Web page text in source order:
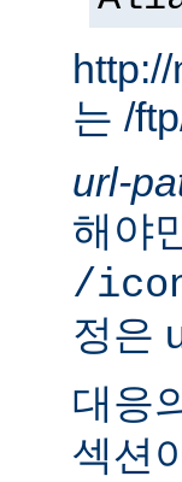
는 /
url-
해야
/
정은
대응
섹션